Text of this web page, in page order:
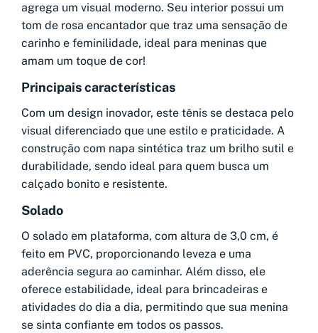
agrega um visual moderno. Seu interior possui um
tom de rosa encantador que traz uma sensação de
carinho e feminilidade, ideal para meninas que
amam um toque de cor!
Principais características
Com um design inovador, este tênis se destaca pelo
visual diferenciado que une estilo e praticidade. A
construção com napa sintética traz um brilho sutil e
durabilidade, sendo ideal para quem busca um
calçado bonito e resistente.
Solado
O solado em plataforma, com altura de 3,0 cm, é
feito em PVC, proporcionando leveza e uma
aderência segura ao caminhar. Além disso, ele
oferece estabilidade, ideal para brincadeiras e
atividades do dia a dia, permitindo que sua menina
se sinta confiante em todos os passos.